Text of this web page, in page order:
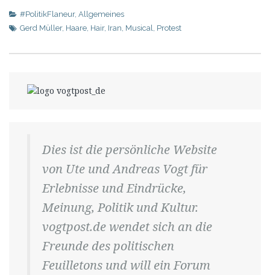
#PolitikFlaneur, Allgemeines
Gerd Müller, Haare Hair, Iran Musical Protest
Dies ist die persönliche Website
von Ute und Andreas Vogt für
Erlebnisse und Eindrücke,
Meinung, Politik und Kultur.
vogtpost.de wendet sich an die
Freunde des politischen
Feuilletons und will ein Forum